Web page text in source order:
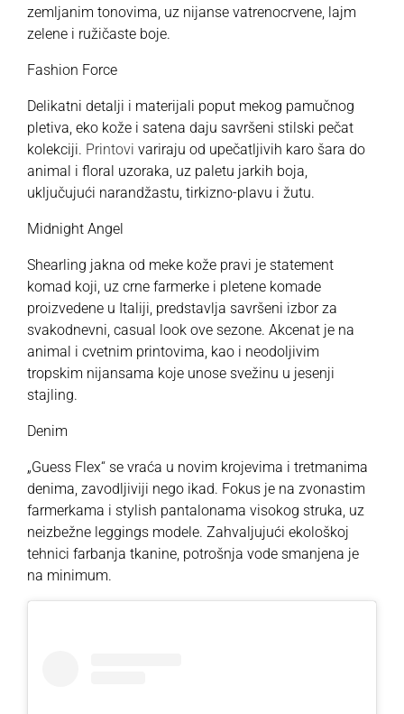
zemljanim tonovima, uz nijanse vatrenocrvene, lajm
zelene i ružičaste boje.
Fashion Force
Delikatni detalji i materijali poput mekog pamučnog
pletiva, eko kože i satena daju savršeni stilski pečat
kolekciji. Printovi variraju od upečatljivih karo šara do
animal i floral uzoraka, uz paletu jarkih boja,
uključujući narandžastu, tirkizno-plavu i žutu.
Midnight Angel
Shearling jakna od meke kože pravi je statement
komad koji, uz crne farmerke i pletene komade
proizvedene u Italiji, predstavlja savršeni izbor za
svakodnevni, casual look ove sezone. Akcenat je na
animal i cvetnim printovima, kao i neodoljivim
tropskim nijansama koje unose svežinu u jesenji
stajling.
Denim
„Guess Flex“ se vraća u novim krojevima i tretmanima
denima, zavodljiviji nego ikad. Fokus je na zvonastim
farmerkama i stylish pantalonama visokog struka, uz
neizbežne leggings modele. Zahvaljujući ekološkoj
tehnici farbanja tkanine, potrošnja vode smanjena je
na minimum.